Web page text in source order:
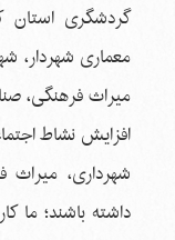
گردشگری استان
معماری شهردار،
میراث فرهنگی،
افزایش نشاط
شهرداری، میراث
داشته باشند؛ ما